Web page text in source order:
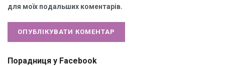
для моїх подальших коментарів.
Порадниця у Facebook